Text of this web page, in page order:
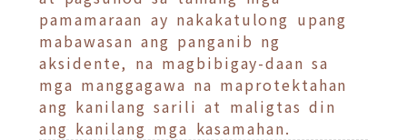
pamamaraan ay nakakatulong upang
mabawasan ang panganib ng
aksidente, na magbibigay-daan sa
mga manggagawa na maprotektahan
ang kanilang sarili at maligtas din
ang kanilang mga kasamahan.